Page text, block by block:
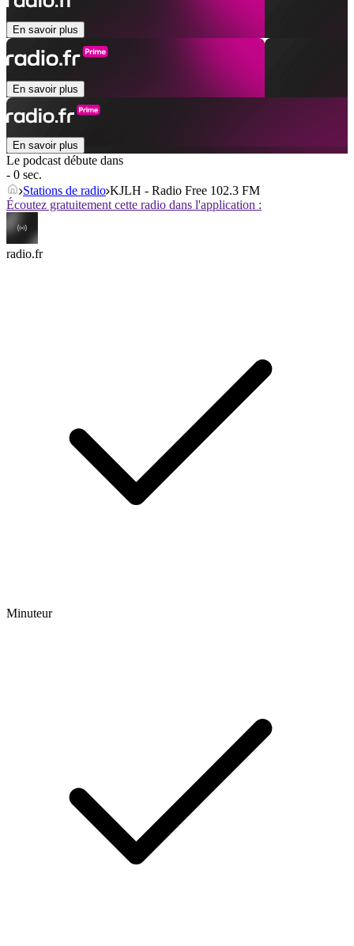
En savoir plus
En savoir plus
En savoir plus
Le podcast débute dans
- 0 sec.
Stations de radio KJLH - Radio Free 102.3 FM
Écoutez gratuitement cette radio dans l'application :
radio.fr
Minuteur